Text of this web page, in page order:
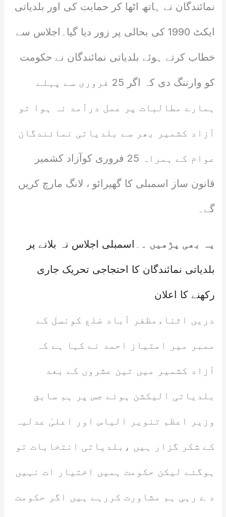
نمائندگان نے ہاتھ اٹھا کر حمایت کی اور بلدیاتی
ایکٹ 1990 کی بحالی پر زور دیا گیا۔اجلاس سے
خطاب کرتے ہوئے بلدیاتی نمائندگان نے حکومت
کو وارننگ دی کہ اگر 25 فروری سے پہلے
ہمارے مطالبات پر عمل درآمد نہ ہوا تو
آزاد کشمیر بھر سے بلدیاتی نمائندگان
عوام کے ہمراہ 25 فروری کوآزاد کشمیر
قانون ساز اسمبلی کا گھیرائو ، لانگ مارچ کریں
گے۔
یہ بھی پڑھیں ۔ ۔ اسمبلی اجلاس نہ بلانے پر
بلدیاتی نمائندگان کا احتجاجی تحریک جاری
رکھنے کا اعلان
دریں اثناءمظفر آباد ضلع کونسل کے
ممبر میر امتیاز احمد نے کہا ہے کہ
آزاد کشمیر میں تین عشروں کے بعد
بلدیاتی الیکشن ہوئے جس پر ہم سابق
وزیر اعظم تنویر الیاس اور اعلیٰ عدلیہ
کے شکر گزار ہیں ،بلدیاتی انتخابات تو
ہوگئے لیکن حکومت ہمیں اختیار ات نہیں
د ے رہی ہم مشاورت کررہے ہیں اگر حکومت